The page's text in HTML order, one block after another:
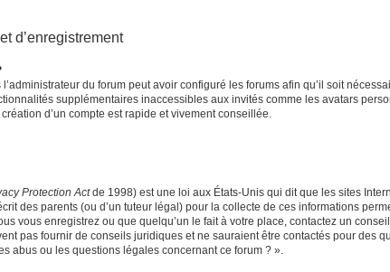
d’enregistrement
du forum peut avoir configuré les forums afin qu’il soit
supplémentaires inaccessibles aux invités comme les avatars
d’un compte est rapide et vivement conseillée.
Protection Actde 1998) est une loi aux États-Unis qui dit que les sites
des parents (ou d’un tuteur légal) pour la collecte de ces informations
vous enregistrez ou que quelqu’un le fait à votre place, contactez un
pas fournir de conseils juridiques et ne sauraient être contactés pour des
abus ou les questions légales concernant ce forum ? ».